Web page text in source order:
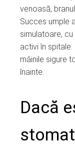
venoasă,
Succes umple
simulatoare,
activi în spitale.
mâinile sigure
înainte.
Dacă